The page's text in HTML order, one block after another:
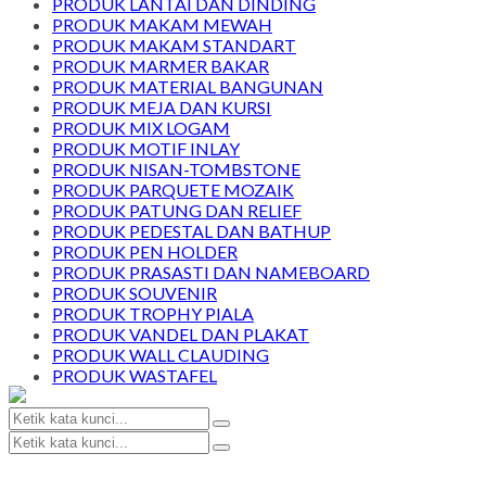
PRODUK MAKAM MEWAH
PRODUK MAKAM STANDART
PRODUK MARMER BAKAR
PRODUK MATERIAL BANGUNAN
PRODUK MEJA DAN KURSI
PRODUK MIX LOGAM
PRODUK MOTIF INLAY
PRODUK NISAN-TOMBSTONE
PRODUK PARQUETE MOZAIK
PRODUK PATUNG DAN RELIEF
PRODUK PEDESTAL DAN BATHUP
PRODUK PEN HOLDER
PRODUK PRASASTI DAN NAMEBOARD
PRODUK SOUVENIR
PRODUK TROPHY PIALA
PRODUK VANDEL DAN PLAKAT
PRODUK WALL CLAUDING
PRODUK WASTAFEL